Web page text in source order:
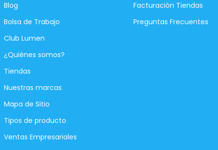
Blog
Bolsa de Trabajo
Club Lumen
¿Quiénes somos?
Tiendas
Nuestras marcas
Mapa de Sitio
Tipos de producto
Ventas Empresariales
Facturación Tiendas
Preguntas Frecuentes